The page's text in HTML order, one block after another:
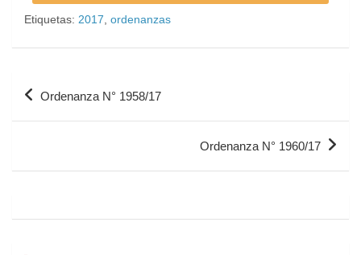
Etiquetas: 2017 ordenanzas
Ordenanza N° 1958/17
Ordenanza N° 1960/17